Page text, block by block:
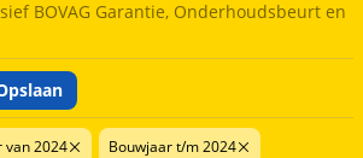
BOVAG Garantie, Onderhoudsbeurt en
van 2024 Bouwjaar t/m 2024